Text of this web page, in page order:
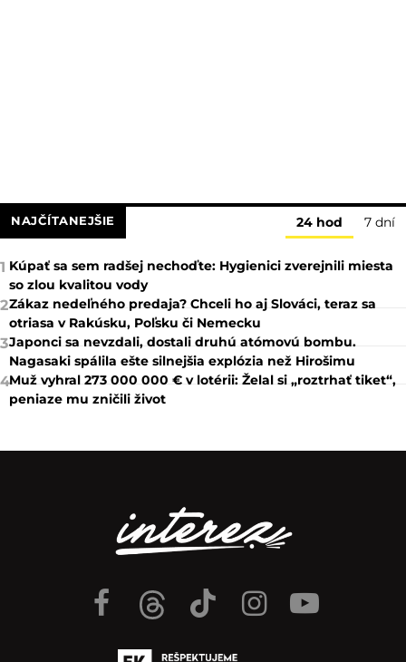
NAJČÍTANEJŠIE 24 hod 7 dní
1 Kúpať sa sem radšej nechoďte: Hygienici zverejnili miesta
so zlou kvalitou vody
2Zákaz nedeľného predaja? Chceli ho aj Slováci, teraz sa
otriasa v Rakúsku, Poľsku či Nemecku
3Japonci sa nevzdali, dostali druhú atómovú bombu.
Nagasaki spálila ešte silnejšia explózia než Hirošimu
4Muž vyhral 273 000 000 € v lotérii: Želal si „roztrhať tiket“,
peniaze mu zničili život